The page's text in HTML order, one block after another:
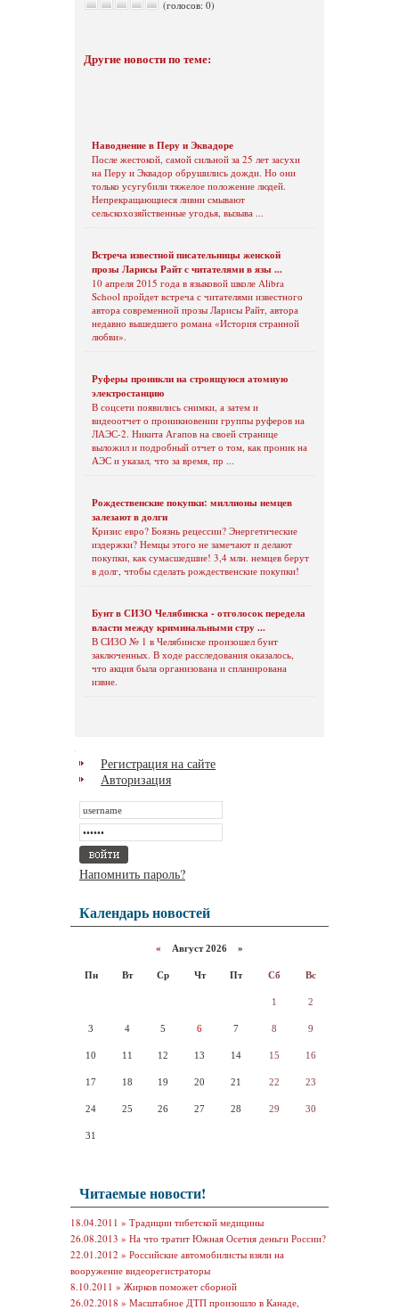
(голосов: 0)
Другие новости по теме:
Наводнение в Перу и Эквадоре
После жестокой, самой сильной за 25 лет засухи
на Перу и Эквадор обрушились дожди. Но они
только усугубили тяжелое положение людей.
Непрекращающиеся ливни смывают
сельскохозяйственные угодья, вызыва ...
Встреча известной писательницы женской
прозы Ларисы Райт с читателями в язы ...
10 апреля 2015 года в языковой школе Alibra
School пройдет встреча с читателями известного
автора современной прозы Ларисы Райт, автора
недавно вышедшего романа «История странной
любви».
Руферы проникли на строящуюся атомную
электростанцию
В соцсети появились снимки, а затем и
видеоотчет о проникновении группы руферов на
ЛАЭС-2. Никита Агапов на своей странице
выложил и подробный отчет о том, как проник на
АЭС и указал, что за время, пр ...
Рождественские покупки: миллионы немцев
залезают в долги
Кризис евро? Боязнь рецессии? Энергетические
издержки? Немцы этого не замечают и делают
покупки, как сумасшедшие! 3,4 млн. немцев берут
в долг, чтобы сделать рождественские покупки!
Бунт в СИЗО Челябинска - отголосок передела
власти между криминальными стру ...
В СИЗО № 1 в Челябинске произошел бунт
заключенных. В ходе расследования оказалось,
что акция была организована и спланирована
извне.
Регистрация на сайте
Авторизация
Напомнить пароль?
Календарь новостей
« Август 2026 »
Пн Вт Ср Чт Пт Сб Вс
1 2
3 4 5 6 7 8 9
10 11 12 13 14 15 16
17 18 19 20 21 22 23
24 25 26 27 28 29 30
31
Читаемые новости!
18.04.2011 » Традиции тибетской медицины
26.08.2013 » На что тратит Южная Осетия деньги России?
22.01.2012 » Российские автомобилисты взяли на
вооружение видеорегистраторы
8.10.2011 » Жирков поможет сборной
26.02.2018 » Масштабное ДТП произошло в Канаде,